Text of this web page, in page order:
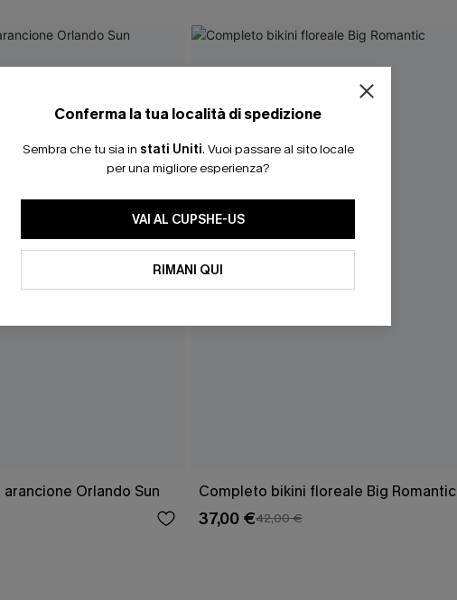
Orlando Sun Completo bikini floreale Big Romantic
37,00 €42,00 €
Conferma la tua località di spedizione
Sembra che tu sia in stati Uniti. Vuoi passare al sito locale
per una migliore esperienza?
VAI AL CUPSHE-US
RIMANI QUI